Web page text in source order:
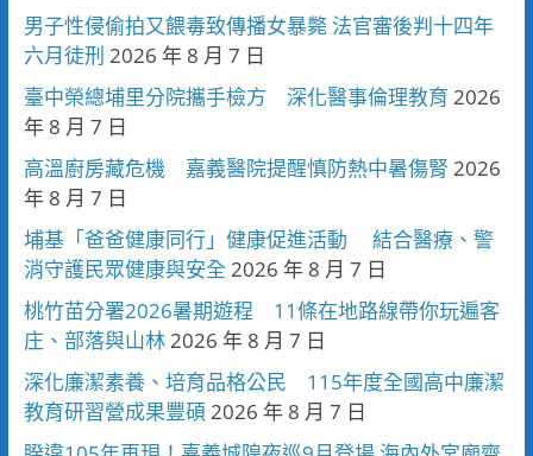
男子性侵偷拍又餵毒致傳播女暴斃 法官審後判十四年
六月徒刑 2026 年 8 月 7 日
臺中榮總埔里分院攜手檢方 深化醫事倫理教育 2026
年 8 月 7 日
高溫廚房藏危機 嘉義醫院提醒慎防熱中暑傷腎 2026
年 8 月 7 日
埔基「爸爸健康同行」健康促進活動 結合醫療、警
消守護民眾健康與安全 2026 年 8 月 7 日
桃竹苗分署2026暑期遊程 11條在地路線帶你玩遍客
庄、部落與山林2026 年 8 月 7 日
深化廉潔素養、培育品格公民 115年度全國高中廉潔
教育研習營成果豐碩 2026 年 8 月 7 日